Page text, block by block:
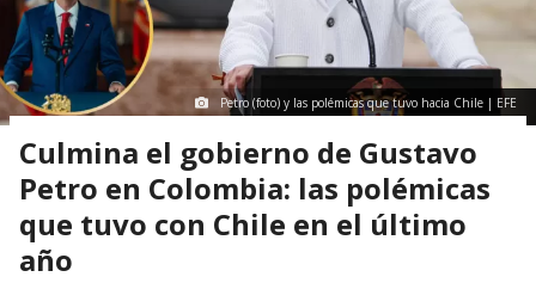
Petro (foto) y las polémicas que tuvo hacia Chile | EFE
Culmina el gobierno de Gustavo
Petro en Colombia: las polémicas
que tuvo con Chile en el último
año